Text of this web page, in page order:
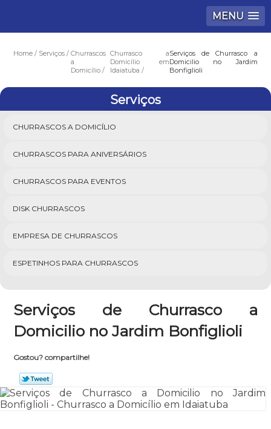
MENU
Home Serviços
Churrascos
a
Domicílio
Churrasco a
Domicílio em
Idaiatuba
Serviços de Churrasco a
Domicilio no Jardim
Bonfiglioli
Serviços
CHURRASCOS A DOMICÍLIO
CHURRASCOS PARA ANIVERSÁRIOS
CHURRASCOS PARA EVENTOS
DISK CHURRASCOS
EMPRESA DE CHURRASCOS
ESPETINHOS PARA CHURRASCOS
Serviços de Churrasco a
Domicilio no Jardim Bonfiglioli
Gostou? compartilhe!